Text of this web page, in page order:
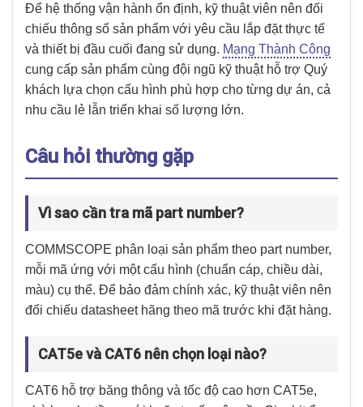
Để hệ thống vận hành ổn định, kỹ thuật viên nên đối
chiếu thông số sản phẩm với yêu cầu lắp đặt thực tế
và thiết bị đầu cuối đang sử dụng. Mạng Thành Công
cung cấp sản phẩm cùng đội ngũ kỹ thuật hỗ trợ Quý
khách lựa chọn cấu hình phù hợp cho từng dự án, cả
nhu cầu lẻ lẫn triển khai số lượng lớn.
Câu hỏi thường gặp
Vì sao cần tra mã part number?
COMMSCOPE phân loại sản phẩm theo part number,
mỗi mã ứng với một cấu hình (chuẩn cáp, chiều dài,
màu) cụ thể. Để bảo đảm chính xác, kỹ thuật viên nên
đối chiếu datasheet hãng theo mã trước khi đặt hàng.
CAT5e và CAT6 nên chọn loại nào?
CAT6 hỗ trợ băng thông và tốc độ cao hơn CAT5e,